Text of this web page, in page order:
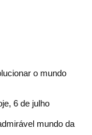
o mundo
6 de julho
mundo da